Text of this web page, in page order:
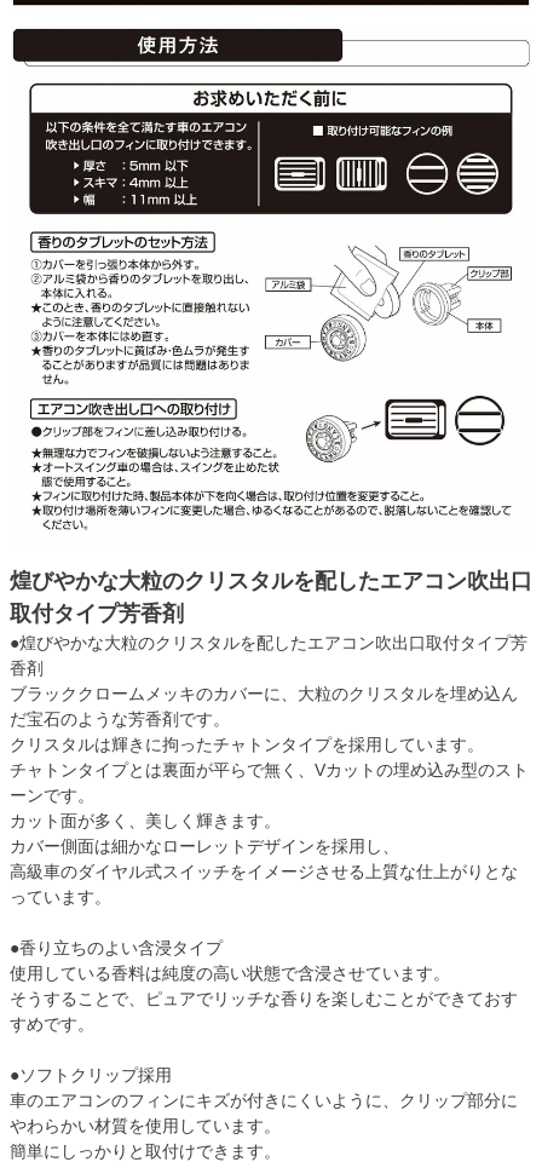
煌びやかな大粒のクリスタルを配したエアコン吹出口
取付タイプ芳香剤
●煌びやかな大粒のクリスタルを配したエアコン吹出口取付タイプ芳
香剤
ブラッククロームメッキのカバーに、大粒のクリスタルを埋め込ん
だ宝石のような芳香剤です。
クリスタルは輝きに拘ったチャトンタイプを採用しています。
チャトンタイプとは裏面が平らで無く、Vカットの埋め込み型のスト
ーンです。
カット面が多く、美しく輝きます。
カバー側面は細かなローレットデザインを採用し、
高級車のダイヤル式スイッチをイメージさせる上質な仕上がりとな
っています。
●香り立ちのよい含浸タイプ
使用している香料は純度の高い状態で含浸させています。
そうすることで、ピュアでリッチな香りを楽しむことができておす
すめです。
●ソフトクリップ採用
車のエアコンのフィンにキズが付きにくいように、クリップ部分に
やわらかい材質を使用しています。
簡単にしっかりと取付けできます。